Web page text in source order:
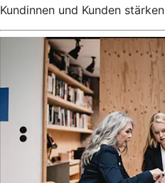
Kundinnen und Kunden stärken